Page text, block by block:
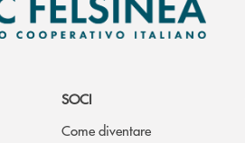
SOCI
Come diventare